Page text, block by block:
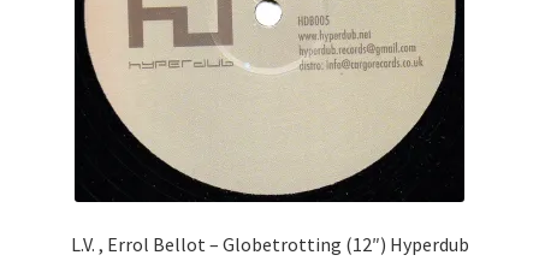
L.V. , Errol Bellot – Globetrotting (12″) Hyperdub